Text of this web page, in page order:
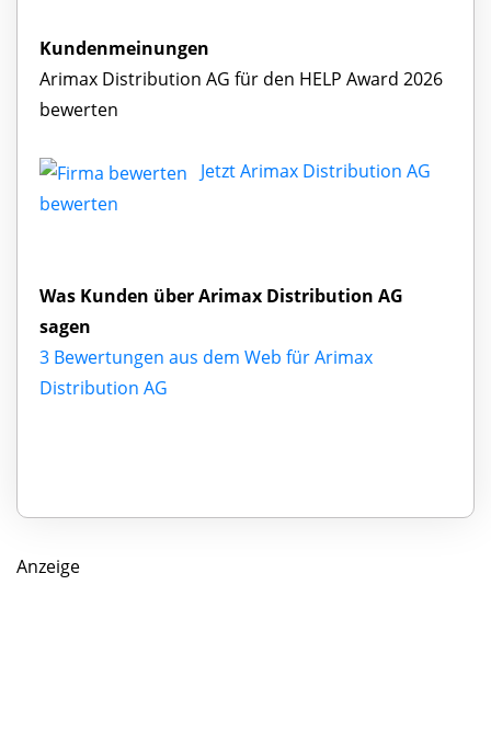
Kundenmeinungen
Arimax Distribution AG für den HELP Award 2026
bewerten
Jetzt Arimax Distribution AG
bewerten
Was Kunden über Arimax Distribution AG
sagen
3 Bewertungen aus dem Web für Arimax
Distribution AG
Anzeige